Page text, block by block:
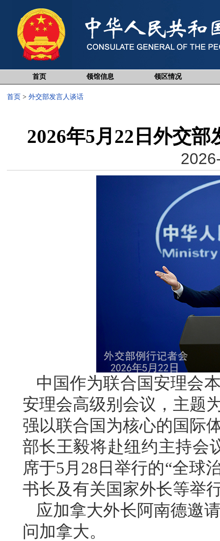
首页 领馆信息 领区情况
首页 > 外交部发言人谈话
2026年5月22日外交
中国作为联合国安理会
安理会高级别会议，主题
强以联合国为核心的国际
部长王毅将赴纽约主持会
席于5月28日举行的“全球
书长及有关国家外长等举
应加拿大外长阿南德邀
问加拿大。